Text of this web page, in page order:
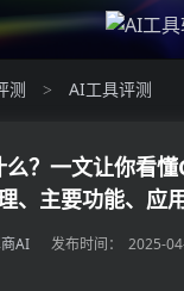
测 > AI工具评测
？一文让你看
、主要功能、应
AI 发布时间： 2025-